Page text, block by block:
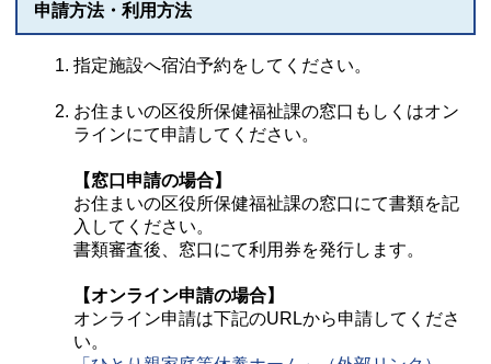
申請方法・利用方法
指定施設へ宿泊予約をしてください。
お住まいの区役所保健福祉課の窓口もしくはオン
ラインにて申請してください。
【窓口申請の場合】
お住まいの区役所保健福祉課の窓口にて書類を記
入してください。
書類審査後、窓口にて利用券を発行します。
【オンライン申請の場合】
オンライン申請は下記のURLから申請してくださ
い。